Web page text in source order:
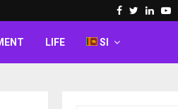
Facebook
Twitter
LIFE SI